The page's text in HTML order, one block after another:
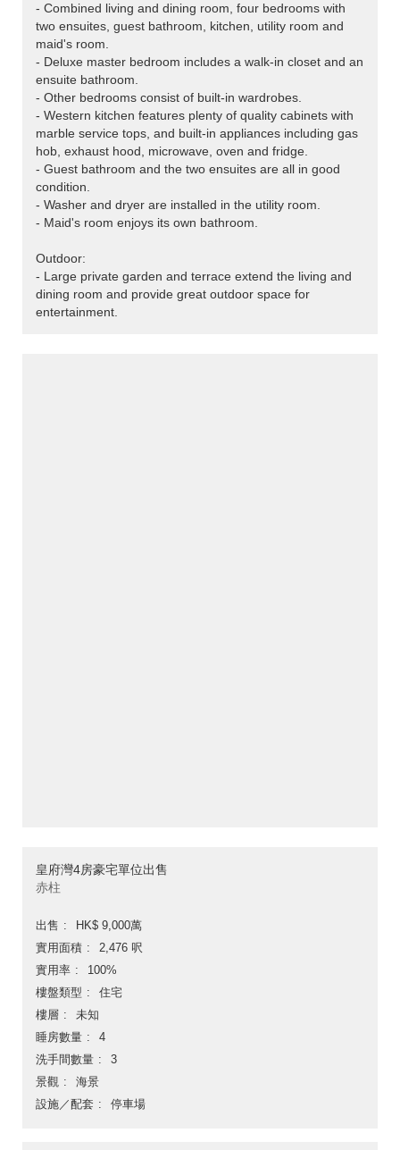
- Combined living and dining room, four bedrooms with
two ensuites, guest bathroom, kitchen, utility room and
maid's room.
- Deluxe master bedroom includes a walk-in closet and an
ensuite bathroom.
- Other bedrooms consist of built-in wardrobes.
- Western kitchen features plenty of quality cabinets with
marble service tops, and built-in appliances including gas
hob, exhaust hood, microwave, oven and fridge.
- Guest bathroom and the two ensuites are all in good
condition.
- Washer and dryer are installed in the utility room.
- Maid's room enjoys its own bathroom.
Outdoor:
- Large private garden and terrace extend the living and
dining room and provide great outdoor space for
entertainment.
皇府灣4房豪宅單位出售
赤柱
出售
HK$ 9,000萬
實用面積
2,476 呎
實用率
100%
樓盤類型
住宅
樓層
未知
睡房數量
4
洗手間數量
3
景觀
海景
設施／配套
停車場